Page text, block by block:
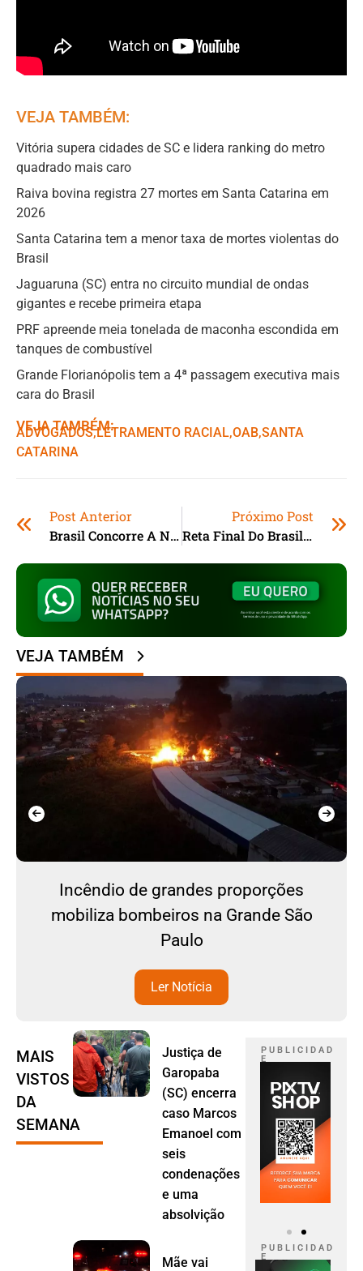
VEJA TAMBÉM:
Vitória supera cidades de SC e lidera ranking do metro
quadrado mais caro
Raiva bovina registra 27 mortes em Santa Catarina em
2026
Santa Catarina tem a menor taxa de mortes violentas do
Brasil
Jaguaruna (SC) entra no circuito mundial de ondas
gigantes e recebe primeira etapa
PRF apreende meia tonelada de maconha escondida em
tanques de combustível
Grande Florianópolis tem a 4ª passagem executiva mais
cara do Brasil
VEJA TAMBÉM:
ADVOGADOS,ㅤLETRAMENTO RACIAL,ㅤOAB,ㅤSANTA
CATARINA
Post Anterior
Brasil Concorre A Nove Prêmios No Panam Sports Awards
Próximo Post
Reta Final Do Brasileirão 2023
VEJA TAMBÉM
Incêndio de grandes proporções
mobiliza bombeiros na Grande São
Paulo
Ler Notícia
MAIS
VISTOS
DA
SEMANA
Justiça de
Garopaba
(SC) encerra
caso Marcos
Emanoel com
seis
condenações
e uma
absolvição
Mãe vai
P U B L I C I D A D
E
P U B L I C I D A D
E